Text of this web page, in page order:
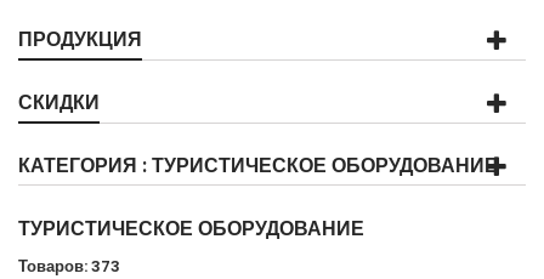
ПРОДУКЦИЯ
СКИДКИ
КАТЕГОРИЯ : ТУРИСТИЧЕСКОЕ ОБОРУДОВАНИЕ
ТУРИСТИЧЕСКОЕ ОБОРУДОВАНИЕ
Товаров: 373